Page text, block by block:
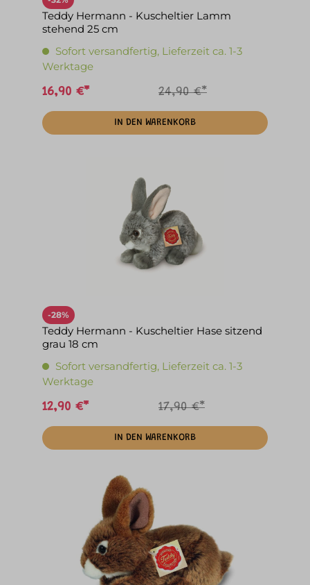
Teddy Hermann - Kuscheltier Lamm
stehend 25 cm
Sofort versandfertig, Lieferzeit ca. 1-3
Werktage
16,90 €* 24,90 €*
IN DEN WARENKORB
-28%
Teddy Hermann - Kuscheltier Hase sitzend
grau 18 cm
Sofort versandfertig, Lieferzeit ca. 1-3
Werktage
12,90 €* 17,90 €*
IN DEN WARENKORB